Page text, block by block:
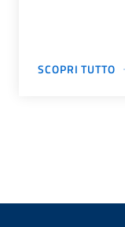
SCOPRI TUTTO